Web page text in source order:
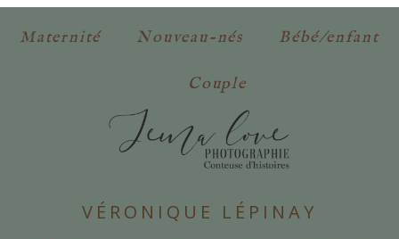
Maternité Nouveau-nés Bébé/enfant
Couple
VÉRONIQUE LÉPINAY